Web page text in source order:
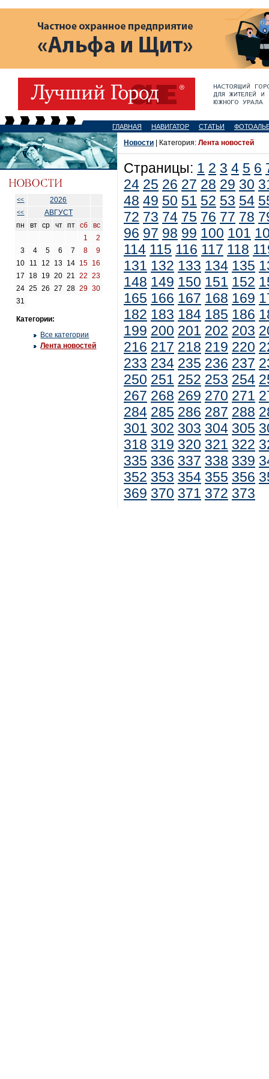
ГЛАВНАЯ НАВИГАТОР СТАТЬИ
<< 2026
<<
АВГУСТ
пн
вт ср чт пт сб
вс
1
2
3
4 5 6 7 8
9
10
11 12 13 14 15 16
17
18 19 20 21 22
23
24 25 26 27 28 29 30
31
Категории:
Все категории
Лента новостей
Новости | Категория: Лента новостей
Страницы: 1 2 3 4 5 6
24 25 26 27 28 29 30
48 49 50 51 52 53 54
72 73 74 75 76 77 78
96 97 98 99 100 101
114 115 116 117 118
131 132 133 134 135
148 149 150 151 152
165 166 167 168 169
182 183 184 185 186
199 200 201 202 203
216 217 218 219 220
233 234 235 236 237
250 251 252 253 254
267 268 269 270 271
284 285 286 287 288
301 302 303 304 305
318 319 320 321 322
335 336 337 338 339
352 353 354 355 356
369 370 371 372 373